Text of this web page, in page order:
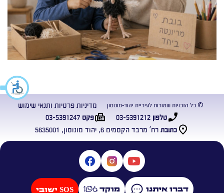
כתובת רח’ מרבד הקסמים 6, יהוד מונוסון, 5635001
טלפון03-5391212 פקס03-5391247
© כל הזכויות שמורות לעיריית יהוד-מונוסון מדיניות פרטיות ותנאי שימוש
דברו איתנו מוקד SOS ישובי